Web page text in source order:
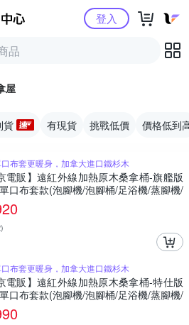
Yahoo購物中心登入
屋
貨 有現貨 挑戰低價 價格低到
布套更暖身，加拿大進口鐵杉木
電販】遠紅外線加熱原木桑拿桶-旗艦版
口布套款(泡腳機/泡腳桶/足浴機/蒸腳機/
/暖腳機)
)
布套更暖身，加拿大進口鐵杉木
電販】遠紅外線加熱原木桑拿桶-特仕版
口布套款(泡腳機/泡腳桶/足浴機/蒸腳機/
/暖腳機)